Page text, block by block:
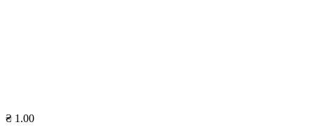
₴ 1.00